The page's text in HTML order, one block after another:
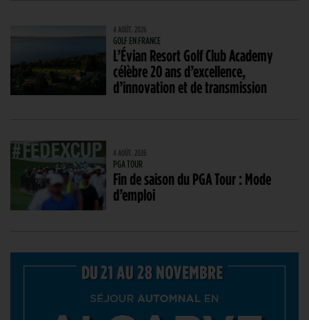
4 AOÛT. 2026
GOLF EN FRANCE
L’Évian Resort Golf Club Academy
célèbre 20 ans d’excellence,
d’innovation et de transmission
4 AOÛT. 2026
PGA TOUR
Fin de saison du PGA Tour : Mode
d’emploi